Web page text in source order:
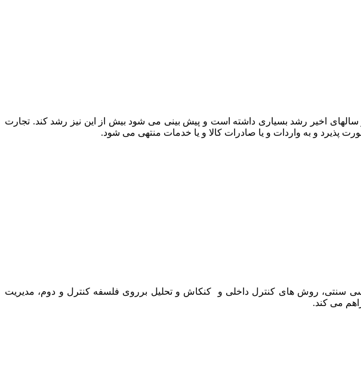
سالهای اخیر رشد بسیاری داشته است و پیش بینی می شود بیش از این نیز رشد کند. تجارت
پذیرد و به واردات و یا صادرات کالا و یا خدمات منتهی می شود.
سنتی، روش های کنترل داخلی و کنکاش و تحلیل برروی فلسفه کنترل و دوم، مدیریت
می کند.